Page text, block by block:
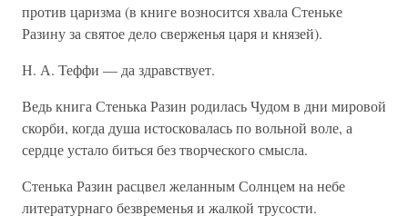
против царизма (в книге возносится хвала Стеньке
Разину за святое дело сверженья царя и князей).
Н. А. Теффи — да здравствует.
Ведь книга Стенька Разин родилась Чудом в дни мировой
скорби, когда душа истосковалась по вольной воле, а
сердце устало биться без творческого смысла.
Стенька Разин расцвел желанным Солнцем на небе
литературнаго безвременья и жалкой трусости.